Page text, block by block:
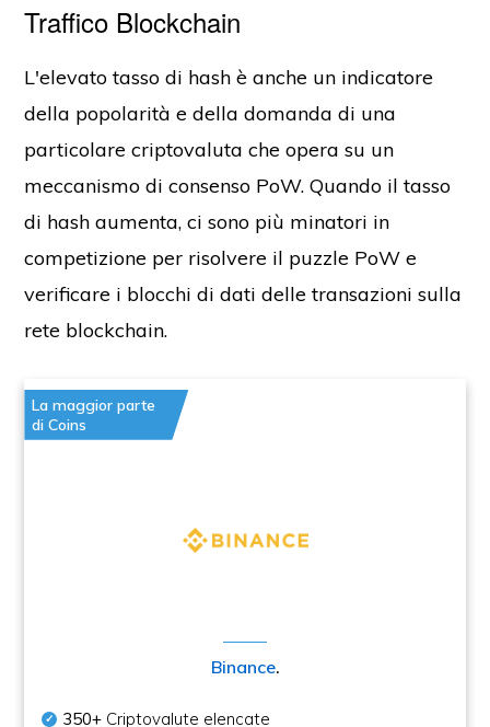
Traffico Blockchain
L'elevato tasso di hash è anche un indicatore
della popolarità e della domanda di una
particolare criptovaluta che opera su un
meccanismo di consenso PoW. Quando il tasso
di hash aumenta, ci sono più minatori in
competizione per risolvere il puzzle PoW e
verificare i blocchi di dati delle transazioni sulla
rete blockchain.
La maggior parte
di Coins
Binance.
350+ Criptovalute elencate